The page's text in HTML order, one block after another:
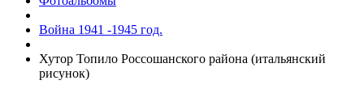
Война 1941 -1945 год.
Хутор Топило Россошанского района (итальянский
рисунок)